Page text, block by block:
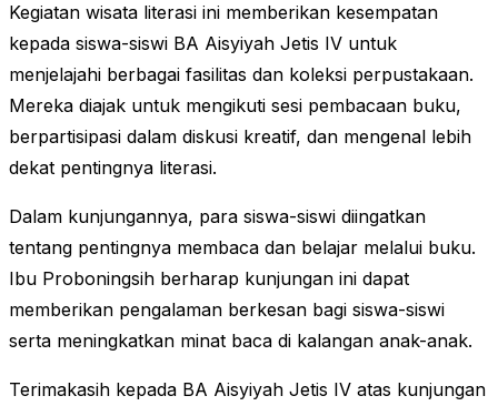
Kegiatan wisata literasi ini memberikan kesempatan
kepada siswa-siswi BA Aisyiyah Jetis IV untuk
menjelajahi berbagai fasilitas dan koleksi perpustakaan.
Mereka diajak untuk mengikuti sesi pembacaan buku,
berpartisipasi dalam diskusi kreatif, dan mengenal lebih
dekat pentingnya literasi.
Dalam kunjungannya, para siswa-siswi diingatkan
tentang pentingnya membaca dan belajar melalui buku.
Ibu Proboningsih berharap kunjungan ini dapat
memberikan pengalaman berkesan bagi siswa-siswi
serta meningkatkan minat baca di kalangan anak-anak.
Terimakasih kepada BA Aisyiyah Jetis IV atas kunjungan